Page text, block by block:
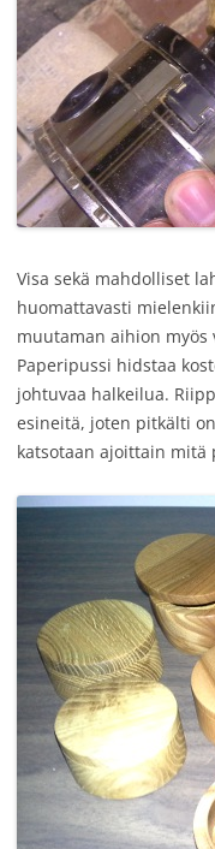
Visa sekä mahdolliset
huomattavasti
muutaman aihion
Paperipussi hidstaa
johtuvaa halkeilua.
esineitä, joten pitkälti
katsotaan ajoittain mitä